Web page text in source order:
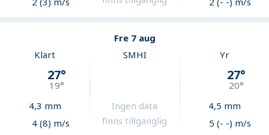
Fre 7 aug
Klart
27°
19°
4,3 mm
4 (8) m/s
SMHI
Ingen data
finns tillgänglig
Yr
27°
20°
4,5 mm
5 (- -) m/s